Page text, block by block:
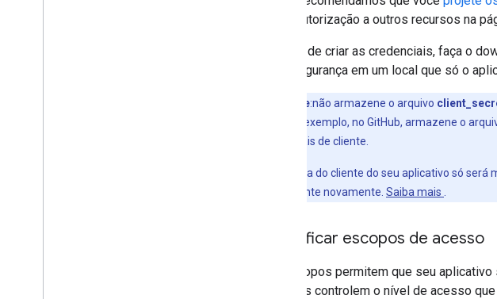
autorização a outros recursos na
Depois de criar as credenciais, faça o
com segurança em um local que só o
Importante:não armazene o arquivo
aplicativo, por exemplo, no GitHub, armazene o
suas credenciais de cliente.
A chave secreta do cliente do seu aplicativo só
secreta do cliente novamente. Saiba mais
Identificar escopos de acesso
Os escopos permitem que seu
usuários controlem o nível de acesso